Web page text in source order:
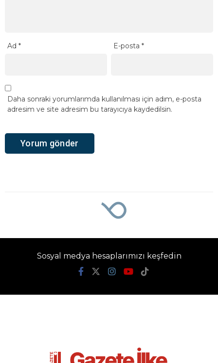
Ad * E-posta*
Daha sonraki yorumlarımda kullanılması için adım, e-posta
adresim ve site adresim bu tarayıcıya kaydedilsin.
Suriye ve Rusya
arasında Rus askeri
varlığının yeniden
yapılandırılmasına